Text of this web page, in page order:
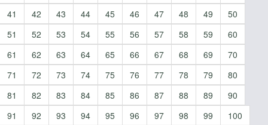
41
42 43 44 45 46 47 48 49
50
51
52 53 54 55 56 57 58 59
60
61
62 63 64 65 66 67 68 69
70
71
72 73 74 75 76 77 78 79
80
81
82 83 84 85 86 87 88 89
90
91
92 93 94 95 96 97 98 99
100